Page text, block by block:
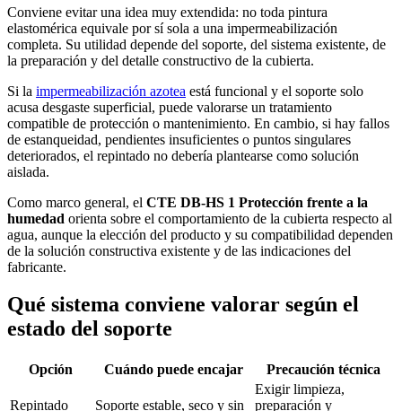
Conviene evitar una idea muy extendida: no toda pintura
elastomérica equivale por sí sola a una impermeabilización
completa. Su utilidad depende del soporte, del sistema existente, de
la preparación y del detalle constructivo de la cubierta.
Si la impermeabilización azotea está funcional y el soporte solo
acusa desgaste superficial, puede valorarse un tratamiento
compatible de protección o mantenimiento. En cambio, si hay fallos
de estanqueidad, pendientes insuficientes o puntos singulares
deteriorados, el repintado no debería plantearse como solución
aislada.
Como marco general, el CTE DB-HS 1 Protección frente a la
humedad orienta sobre el comportamiento de la cubierta respecto al
agua, aunque la elección del producto y su compatibilidad dependen
de la solución constructiva existente y de las indicaciones del
fabricante.
Qué sistema conviene valorar según el
estado del soporte
Opción Cuándo puede encajar Precaución técnica
Repintado
Soporte estable, seco y sin
Exigir limpieza,
preparación y